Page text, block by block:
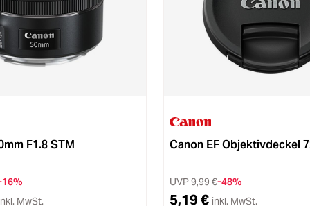
F1.8 STM
MwSt.
Canon EF Objektivdeckel
UVP9,99 €-48%
5,19 € inkl. MwSt.